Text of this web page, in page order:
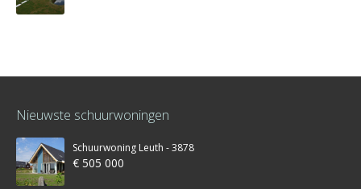
Nieuwste schuurwoningen
Schuurwoning Leuth - 3878
€ 505 000